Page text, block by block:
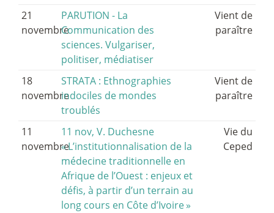
21
novembre
PARUTION - La
Communication des
sciences. Vulgariser,
politiser, médiatiser
Vient de
paraître
18
novembre
STRATA : Ethnographies
indociles de mondes
troublés
Vient de
paraître
11
novembre
11 nov, V. Duchesne
«L’institutionnalisation de la
médecine traditionnelle en
Afrique de l’Ouest : enjeux et
défis, à partir d’un terrain au
long cours en Côte d’Ivoire»
Vie du
Ceped